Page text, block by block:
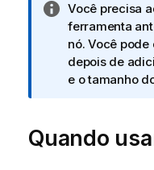
N
o
t
a
i
o
r
Você precisa
ferramenta
nó. Você
depois de
e o tamanho
Quando